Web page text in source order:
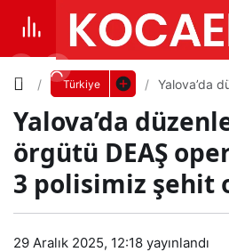
Türkiye
Yalova’da
şehit oldu
Yalova’da
örgütü DEAŞ
3 polisimiz şehit
29 Aralık 2025, 12:18 yayınlandı
Yalo
Yazı
Boyutunu
Ayarla
0